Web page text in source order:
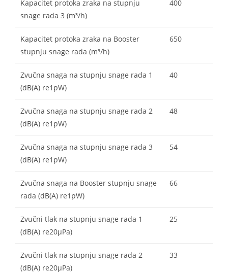
Kapacitet protoka zraka na stupnju
snage rada 3 (m³/h)
400
Kapacitet protoka zraka na Booster
stupnju snage rada (m³/h)
650
Zvučna snaga na stupnju snage rada 1
(dB(A) re1pW)
40
Zvučna snaga na stupnju snage rada 2
(dB(A) re1pW)
48
Zvučna snaga na stupnju snage rada 3
(dB(A) re1pW)
54
Zvučna snaga na Booster stupnju snage
rada (dB(A) re1pW)
66
Zvučni tlak na stupnju snage rada 1
(dB(A) re20µPa)
25
Zvučni tlak na stupnju snage rada 2
(dB(A) re20µPa)
33